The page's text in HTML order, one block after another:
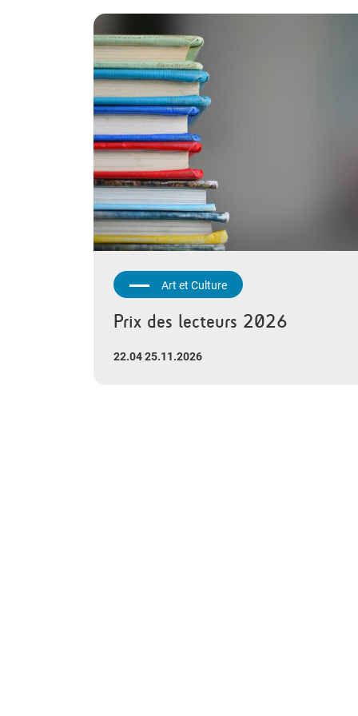
Art et Culture
Prix des lecteurs 2026
22.04 25.11.2026